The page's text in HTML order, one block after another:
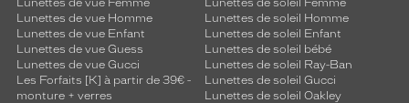
Lunettes de vue Femme
Lunettes de vue Homme
Lunettes de vue Enfant
Lunettes de vue Guess
Lunettes de vue Gucci
Les Forfaits [K] à partir de 39€ -
monture + verres
Lunettes de soleil Femme
Lunettes de soleil Homme
Lunettes de soleil Enfant
Lunettes de soleil bébé
Lunettes de soleil Ray-Ban
Lunettes de soleil Gucci
Lunettes de soleil Oakley